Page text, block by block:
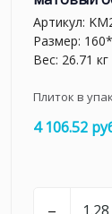
Артикул:
Размер:
Вес: 26.71 кг
Плиток в
4 106.52